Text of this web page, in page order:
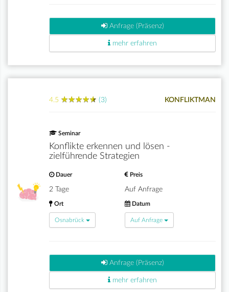
Anfrage (Präsenz)
mehr erfahren
4.5 ★★★★★
★★★★★ (3) KONFLIKTMAN
Seminar
Konflikte erkennen und lösen -
zielführende Strategien
Dauer
2 Tage
Preis
Auf Anfrage
Ort
Osnabrück
Datum
Auf Anfrage
Anfrage (Präsenz)
mehr erfahren